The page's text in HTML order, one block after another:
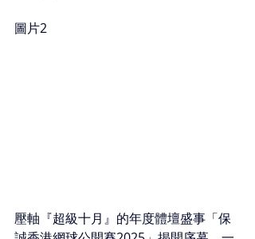
圖片2
壓軸『超級十月』的年度體壇盛事「保